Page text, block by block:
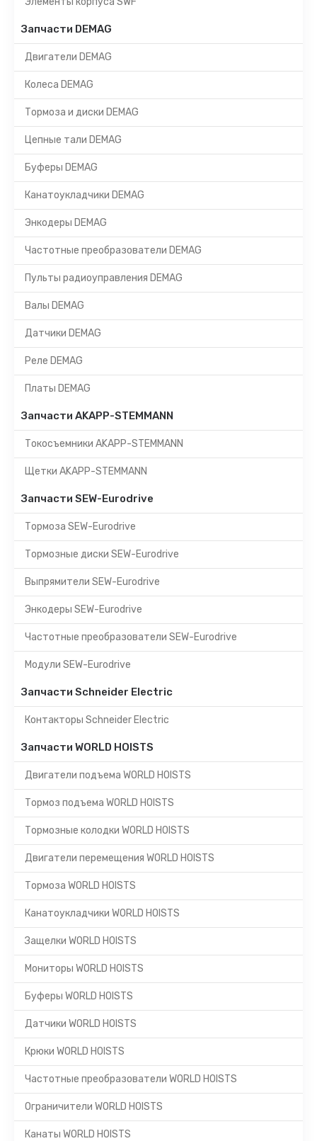
Запчасти DEMAG
Двигатели DEMAG
Колеса DEMAG
Тормоза и диски DEMAG
Цепные тали DEMAG
Буферы DEMAG
Канатоукладчики DEMAG
Энкодеры DEMAG
Частотные преобразователи DEMAG
Пульты радиоуправления DEMAG
Валы DEMAG
Датчики DEMAG
Реле DEMAG
Платы DEMAG
Запчасти AKAPP-STEMMANN
Токосъемники AKAPP-STEMMANN
Щетки AKAPP-STEMMANN
Запчасти SEW-Eurodrive
Тормоза SEW-Eurodrive
Тормозные диски SEW-Eurodrive
Выпрямители SEW-Eurodrive
Энкодеры SEW-Eurodrive
Частотные преобразователи SEW-Eurodrive
Модули SEW-Eurodrive
Запчасти Schneider Electric
Контакторы Schneider Electric
Запчасти WORLD HOISTS
Двигатели подъема WORLD HOISTS
Тормоз подъема WORLD HOISTS
Тормозные колодки WORLD HOISTS
Двигатели перемещения WORLD HOISTS
Тормоза WORLD HOISTS
Канатоукладчики WORLD HOISTS
Защелки WORLD HOISTS
Мониторы WORLD HOISTS
Буферы WORLD HOISTS
Датчики WORLD HOISTS
Крюки WORLD HOISTS
Частотные преобразователи WORLD HOISTS
Ограничители WORLD HOISTS
Канаты WORLD HOISTS